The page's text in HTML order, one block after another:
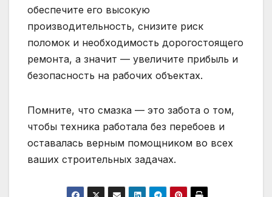
обеспечите его высокую
производительность, снизите риск
поломок и необходимость дорогостоящего
ремонта, а значит — увеличите прибыль и
безопасность на рабочих объектах.
Помните, что смазка — это забота о том,
чтобы техника работала без перебоев и
оставалась верным помощником во всех
ваших строительных задачах.